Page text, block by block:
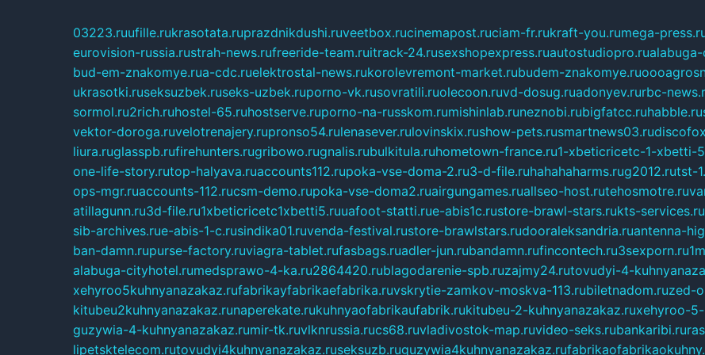
03223.ruufille.rukrasotata.ruprazdnikdushi.ruveetbox.rucinemapost.ruciam-fr.rukraft-you.rumega-
eurovision-russia.rustrah-news.rufreeride-team.ruitrack-24.rusexshopexpress.ruautostudiopro.ru
bud-em-znakomye.rua-cdc.ruelektrostal-news.rukorolevremont-market.rubudem-znakomye.ru
ukrasotki.ruseksuzbek.ruseks-uzbek.ruporno-vk.rusovratili.ruolecoon.ruvd-dosug.ruadonyev.rurbc-
sormol.ru2rich.ruhostel-65.ruhostserve.ruporno-na-russkom.rumishinlab.runeznobi.rubigfatcc.ruhabble.ru
vektor-doroga.ruvelotrenajery.rupronso54.rulenasever.rulovinskix.rushow-pets.rusmartnews03.ru
liura.ruglasspb.rufirehunters.rugribowo.rugnalis.rubulkitula.ruhometown-france.ru1-xbeticricetc-1-xbetti-
one-life-story.rutop-halyava.ruaccounts112.rupoka-vse-doma-2.ru3-d-file.ruhahahaharms.rug2012.rutst-
ops-mgr.ruaccounts-112.rucsm-demo.rupoka-vse-doma2.ruairgungames.ruallseo-host.rutehosmotre.ru
atillagunn.ru3d-file.ru1xbeticricetc1xbetti5.ruuafoot-statti.rue-abis1c.rustore-brawl-stars.rukts-services.ru
sib-archives.rue-abis-1-c.rusindika01.ruvenda-festival.rustore-brawlstars.rudooraleksandria.ruantenna-
ban-damn.rupurse-factory.ruviagra-tablet.rufasbags.ruadler-jun.rubandamn.rufincontech.ru3sexporn.ru
alabuga-cityhotel.rumedsprawo-4-ka.ru2864420.rublagodarenie-spb.ruzajmy24.rutovudyi-4-
xehyroo5kuhnyanazakaz.rufabrikayfabrikaefabrika.ruvskrytie-zamkov-moskva-113.rubiletnadom.ruzed-
kitubeu2kuhnyanazakaz.runaperekate.rukuhnyaofabrikaufabrik.rukitubeu-2-kuhnyanazakaz.ruxehyroo-
guzywia-4-kuhnyanazakaz.rumir-tk.ruvlknrussia.rucs68.ruvladivostok-map.ruvideo-seks.rubankaribi.ru
lipetsktelecom.rutovudyi4kuhnyanazakaz.ruseksuzb.ruguzywia4kuhnyanazakaz.ru